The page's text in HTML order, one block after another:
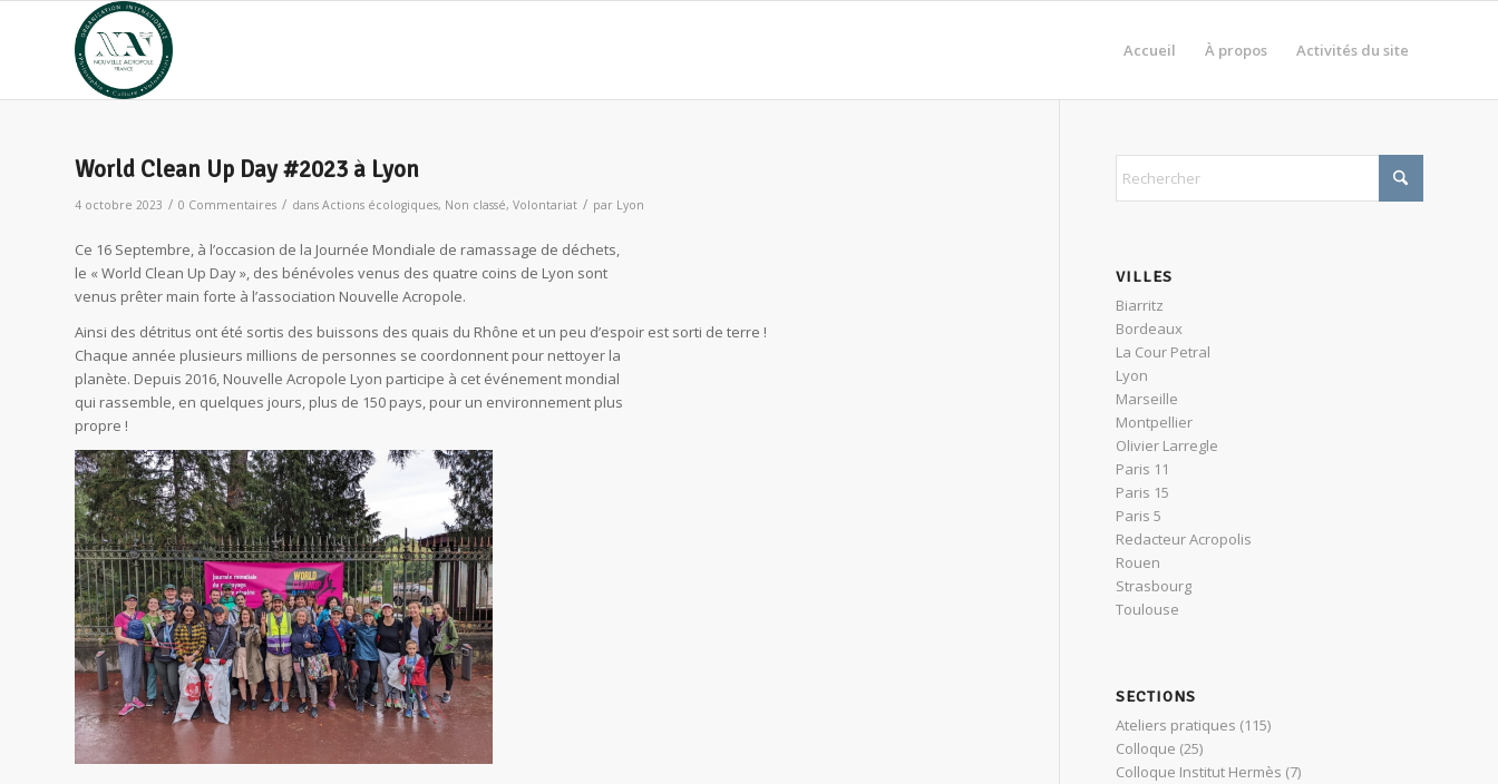
Accueil À propos Activités du site
World Clean Up Day #2023 à Lyon
4 octobre 2023 / 0 Commentaires / dans Actions écologiques, Non classé, Volontariat / par Lyon
Ce 16 Septembre, à l’occasion de la Journée Mondiale de ramassage de déchets,
le « World Clean Up Day », des bénévoles venus des quatre coins de Lyon sont
venus prêter main forte à l’association Nouvelle Acropole.
Ainsi des détritus ont été sortis des buissons des quais du Rhône et un peu d’espoir est sorti de terre !
Chaque année plusieurs millions de personnes se coordonnent pour nettoyer la
planète. Depuis 2016, Nouvelle Acropole Lyon participe à cet événement mondial
qui rassemble, en quelques jours, plus de 150 pays, pour un environnement plus
propre !
VILLES
Biarritz
Bordeaux
La Cour Petral
Lyon
Marseille
Montpellier
Olivier Larregle
Paris 11
Paris 15
Paris 5
Redacteur Acropolis
Rouen
Strasbourg
Toulouse
SECTIONS
Ateliers pratiques (115)
Colloque (25)
Colloque Institut Hermès (7)